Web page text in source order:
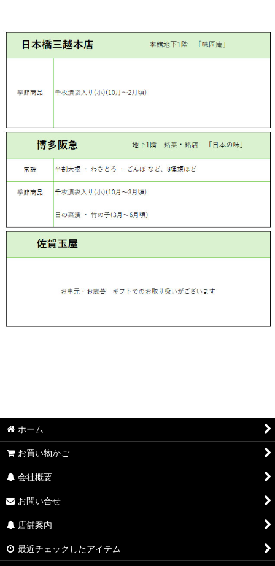
ホーム
お買い物かご
会社概要
お問い合せ
店舗案内
最近チェックしたアイテム